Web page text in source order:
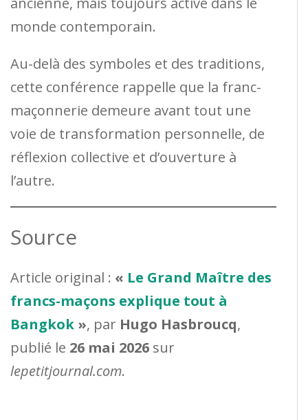
monde contemporain.
Au-delà des symboles et des traditions,
cette conférence rappelle que la franc-
maçonnerie demeure avant tout une
voie de transformation personnelle, de
réflexion collective et d’ouverture à
l’autre.
Source
Article original : « Le Grand Maître des
francs-maçons explique tout à
Bangkok », par Hugo Hasbroucq,
publié le 26 mai 2026 sur
lepetitjournal.com.